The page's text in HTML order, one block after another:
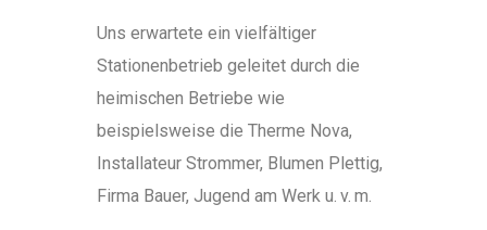
Uns erwartete ein vielfältiger
Stationenbetrieb geleitet durch die
heimischen Betriebe wie
beispielsweise die Therme Nova,
Installateur Strommer, Blumen Plettig,
Firma Bauer, Jugend am Werk u. v. m.